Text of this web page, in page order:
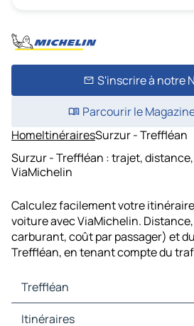
S'inscrire à notre
Parcourir le
HomeItinérairesSurzur - Treffléan
Surzur - Treffléan : trajet,
ViaMichelin
Calculez facilement votre
voiture avec ViaMichelin.
carburant, coût par passager) et
Treffléan, en tenant compte du
Treffléan
Treffléan Cartes et plans
Itinéraires